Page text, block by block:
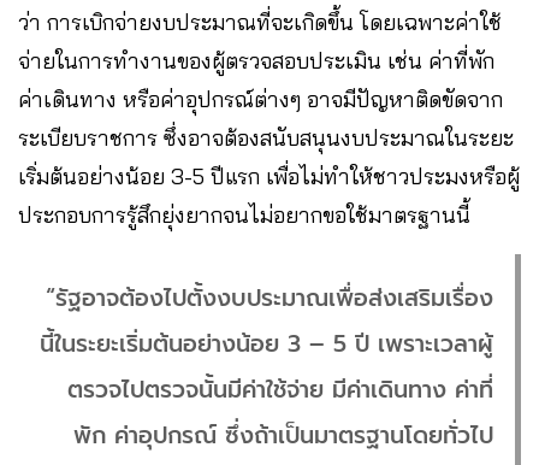
ว่า การเบิกจ่ายงบประมาณที่จะเกิดขึ้น โดยเฉพาะค่าใช้
จ่ายในการทำงานของผู้ตรวจสอบประเมิน เช่น ค่าที่พัก
ค่าเดินทาง หรือค่าอุปกรณ์ต่างๆ อาจมีปัญหาติดขัดจาก
ระเบียบราชการ ซึ่งอาจต้องสนับสนุนงบประมาณในระยะ
เริ่มต้นอย่างน้อย 3-5 ปีแรก เพื่อไม่ทำให้ชาวประมงหรือผู้
ประกอบการรู้สึกยุ่งยากจนไม่อยากขอใช้มาตรฐานนี้
“รัฐอาจต้องไปตั้งงบประมาณเพื่อส่งเสริมเรื่อง
นี้ในระยะเริ่มต้นอย่างน้อย 3 – 5 ปี เพราะเวลาผู้
ตรวจไปตรวจนั้นมีค่าใช้จ่าย มีค่าเดินทาง ค่าที่
พัก ค่าอุปกรณ์ ซึ่งถ้าเป็นมาตรฐานโดยทั่วไป